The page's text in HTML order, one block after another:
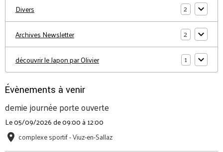
Divers 2
Archives Newsletter 2
découvrir le Japon par Olivier 1
Évènements à venir
demie journée porte ouverte
Le 05/09/2026de 09:00 à 12:00
complexe sportif - Viuz-en-Sallaz